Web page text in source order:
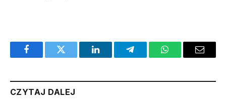
FacebookTwitter LinkedInTelegramWhatsAppEmail
CZYTAJ DALEJ